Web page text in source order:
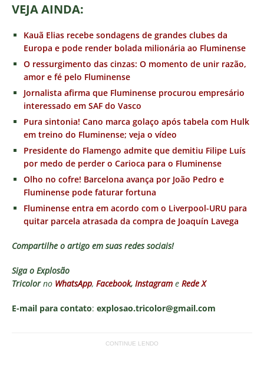
VEJA AINDA:
Kauã Elias recebe sondagens de grandes clubes da
Europa e pode render bolada milionária ao Fluminense
O ressurgimento das cinzas: O momento de unir razão,
amor e fé pelo Fluminense
Jornalista afirma que Fluminense procurou empresário
interessado em SAF do Vasco
Pura sintonia! Cano marca golaço após tabela com Hulk
em treino do Fluminense; veja o vídeo
Presidente do Flamengo admite que demitiu Filipe Luís
por medo de perder o Carioca para o Fluminense
Olho no cofre! Barcelona avança por João Pedro e
Fluminense pode faturar fortuna
Fluminense entra em acordo com o Liverpool-URU para
quitar parcela atrasada da compra de Joaquín Lavega
Compartilhe o artigo em suas redes sociais!
Siga o Explosão
Tricolorno WhatsApp, Facebook, Instagram e Rede X
E-mail para contato: explosao.tricolor@gmail.com
CONTINUE LENDO